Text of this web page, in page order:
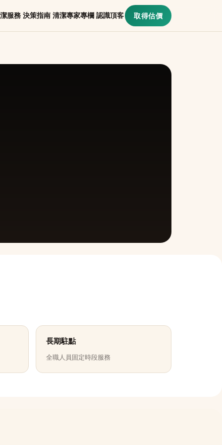
服務 決策指南 清潔專家專欄 認識頂客 取得估價
長期駐點
全職人員固定時段服務